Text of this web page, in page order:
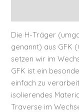
Die H-Träger
genannt) aus GFK
setzen wir im
GFK ist ein
einfach zu
isolierendes
Traverse im